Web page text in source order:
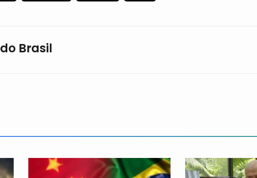
Brasil